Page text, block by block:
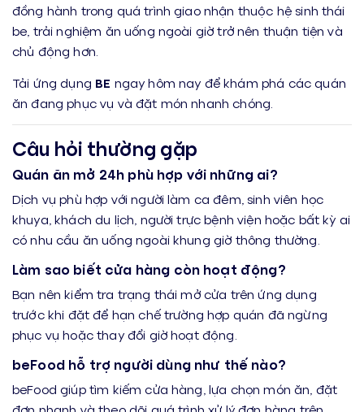
đồng hành trong quá trình giao nhận thuộc hệ sinh thái
be, trải nghiệm ăn uống ngoài giờ trở nên thuận tiện và
chủ động hơn.
Tải ứng dụng BE ngay hôm nay để khám phá các quán
ăn đang phục vụ và đặt món nhanh chóng.
Câu hỏi thường gặp
Quán ăn mở 24h phù hợp với những ai?
Dịch vụ phù hợp với người làm ca đêm, sinh viên học
khuya, khách du lịch, người trực bệnh viện hoặc bất kỳ ai
có nhu cầu ăn uống ngoài khung giờ thông thường.
Làm sao biết cửa hàng còn hoạt động?
Bạn nên kiểm tra trạng thái mở cửa trên ứng dụng
trước khi đặt để hạn chế trường hợp quán đã ngừng
phục vụ hoặc thay đổi giờ hoạt động.
beFood hỗ trợ người dùng như thế nào?
beFood giúp tìm kiếm cửa hàng, lựa chọn món ăn, đặt